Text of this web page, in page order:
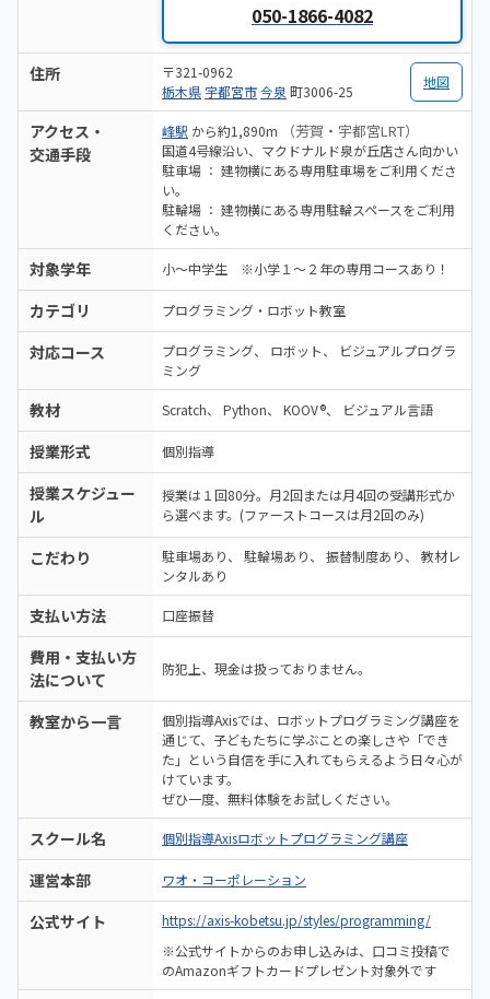
050-1866-4082
住所
〒321-0962
栃木県 宇都宮市今泉 町3006-25
地図
アクセス・
交通手段
峰駅 から約1,890m （芳賀・宇都宮LRT）
国道4号線沿い、マクドナルド泉が丘店さん向かい
駐車場 ： 建物横にある専用駐車場をご利用くださ
い。
駐輪場 ： 建物横にある専用駐輪スペースをご利用
ください。
対象学年 小～中学生 ※小学１～２年の専用コースあり！
カテゴリ プログラミング・ロボット教室
対応コース プログラミング ロボット
ビジュアルプログラ
ミング
教材 Scratch Python KOOV® ビジュアル言語
授業形式 個別指導
授業スケジュー
ル
授業は１回80分。月2回または月4回の受講形式か
ら選べます。(ファーストコースは月2回のみ)
こだわり 駐車場あり 駐輪場あり 振替制度あり
教材レ
ンタルあり
支払い方法 口座振替
費用・支払い方
法について
防犯上、現金は扱っておりません。
教室から一言
個別指導Axisでは、ロボットプログラミング講座を
通じて、子どもたちに学ぶことの楽しさや「でき
た」という自信を手に入れてもらえるよう日々心が
けています。
ぜひ一度、無料体験をお試しください。
スクール名 個別指導Axisロボットプログラミング講座
運営本部 ワオ・コーポレーション
公式サイト
https://axis-kobetsu.jp/styles/programming/
※公式サイトからのお申し込みは、口コミ投稿で
のAmazonギフトカードプレゼント対象外です